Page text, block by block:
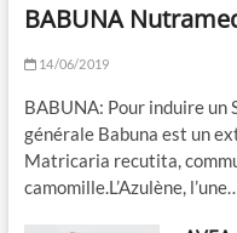
BABUNA
14/06/2019
BABUNA: Pour induire
générale Babuna est un
Matricaria recutita,
camomille.L’Azulène,